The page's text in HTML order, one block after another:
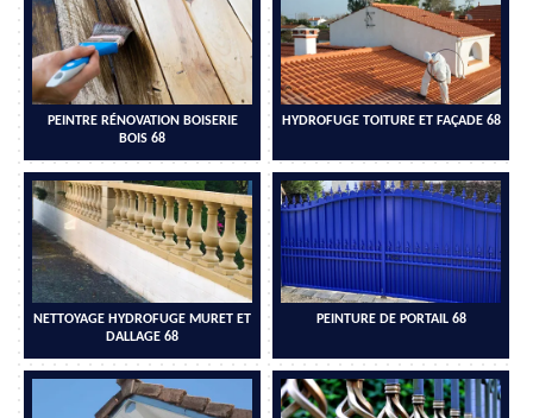
PEINTRE RÉNOVATION BOISERIE
BOIS 68
HYDROFUGE TOITURE ET FAÇADE 68
NETTOYAGE HYDROFUGE MURET ET
DALLAGE 68
PEINTURE DE PORTAIL 68